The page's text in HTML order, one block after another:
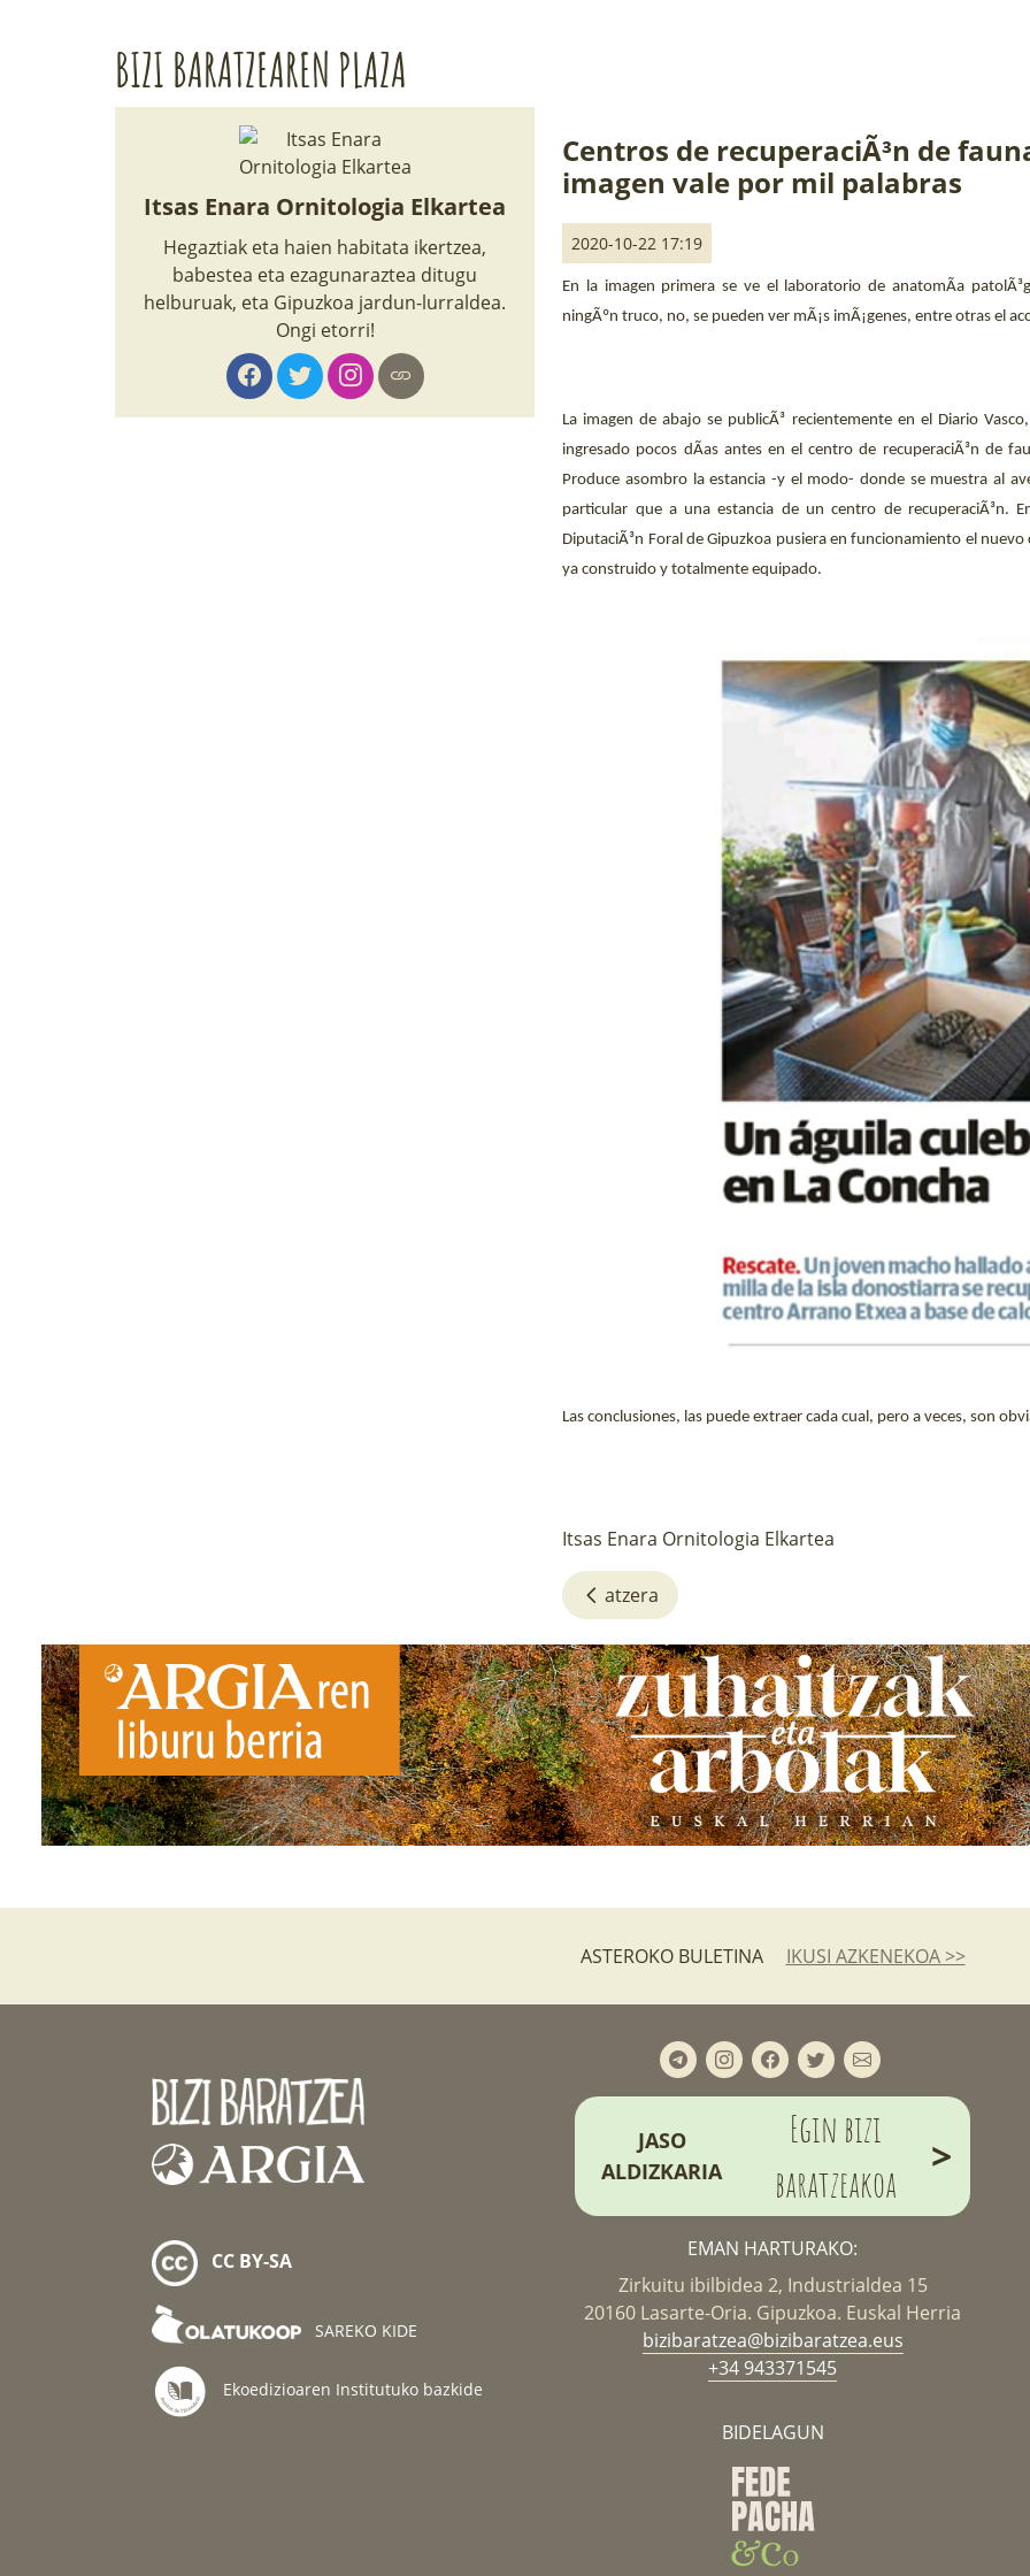
BIZI BARATZEAREN PLAZA
Itsas Enara Ornitologia Elkartea
Hegaztiak eta haien habitata ikertzea,
babestea eta ezagunaraztea ditugu
helburuak, eta Gipuzkoa jardun-lurraldea.
Ongi etorri!
Centros de recuperaciÃ³n de
imagen vale por mil palabras
2020-10-22 17:19
En la imagen primera se ve el laboratorio de anatomÃ­a
ningÃºn truco, no, se pueden ver mÃ¡s imÃ¡genes, entre otras el
La imagen de abajo se publicÃ³ recientemente en el Diario
ingresado pocos dÃ­as antes en el centro de recuperaciÃ³n de
Produce asombro la estancia -y el modo- donde se muestra al
particular que a una estancia de un centro de recuperaciÃ³n.
DiputaciÃ³n Foral de Gipuzkoa pusiera en funcionamiento el
ya construido y totalmente equipado.
Las conclusiones, las puede extraer cada cual, pero a veces, son
Itsas Enara Ornitologia Elkartea
atzera
ASTEROKO BULETINA IKUSI AZKENEKOA >>
CC BY-SA
SAREKO KIDE
Ekoedizioaren Institutuko bazkide
JASO
ALDIZKARIA
Egin bizi
baratzeakoa
>
EMAN HARTURAKO:
Zirkuitu ibilbidea 2, Industrialdea 15
20160 Lasarte-Oria. Gipuzkoa. Euskal Herria
bizibaratzea@bizibaratzea.eus
+34 943371545
BIDELAGUN